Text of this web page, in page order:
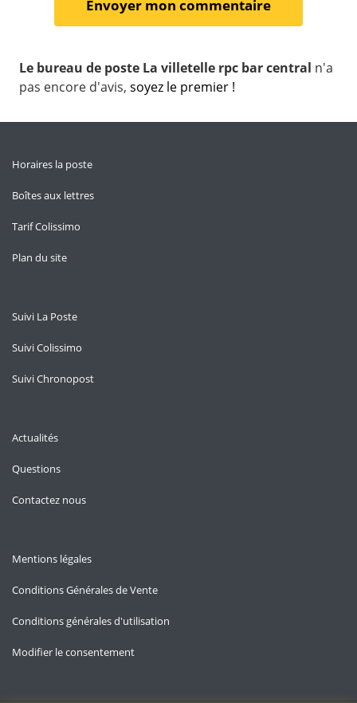
Le bureau de poste La villetelle rpc bar central n'a
pas encore d'avis, soyez le premier !
Horaires la poste
Boîtes aux lettres
Tarif Colissimo
Plan du site
Suivi La Poste
Suivi Colissimo
Suivi Chronopost
Actualités
Questions
Contactez nous
Mentions légales
Conditions Générales de Vente
Conditions générales d'utilisation
Modifier le consentement